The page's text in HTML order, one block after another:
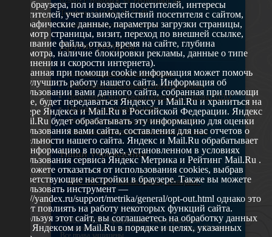
Телефон: +7 (3496) 35-37-49
E-mail: udsm@noyabrsk.yanao.ru
Другие ресурсы
Администрация города Ноябрьска
Департамент образования города Ноябрьска
Департамент молодежной политики и туризма ЯНАО
Окружной молодежный центр
Федеральное агенство по делам молодежи
Туристско-информационный центр Ноябрьска
Наши учреждения
МАУ МП МЦ "Школа Ямолод. Ноябрьск"
©2005 – 2026, Официальный сайт управления
молодежной политики Администрации города Ноябрьск
Все права защищены
окна браузера, пол и возраст посетителей, интересы
посетителей, учет взаимодействий посетителя с сайтом,
географические данные, параметры загрузки страницы,
просмотр страницы, визит, переход по внешней ссылке,
cкачивание файла, отказ, время на сайте, глубина
просмотра, наличие блокировки рекламы, данные о типе
соединения и скорости интернета).
Собранная при помощи cookie информация может помочь
нам улучшить работу нашего сайта. Информация об
использовании вами данного сайта, собранная при помощи
cookie, будет передаваться Яндексу и Mail.Ru и храниться на
сервере Яндекса и Mail.Ru в Российской Федерации. Яндекс
и Mail.Ru будет обрабатывать эту информацию для оценки
использования вами сайта, составления для нас отчетов о
деятельности нашего сайта. Яндекс и Mail.Ru обрабатывает
эту информацию в порядке, установленном в условиях
использования сервиса Яндекс Метрика и Рейтинг Mail.Ru .
Вы можете отказаться от использования cookies, выбрав
соответствующие настройки в браузере. Также вы можете
использовать инструмент —
https://yandex.ru/support/metrika/general/opt-out.html однако это
может повлиять на работу некоторых функций сайта.
Используя этот сайт, вы соглашаетесь на обработку данных
о вас Яндексом и Mail.Ru в порядке и целях, указанных